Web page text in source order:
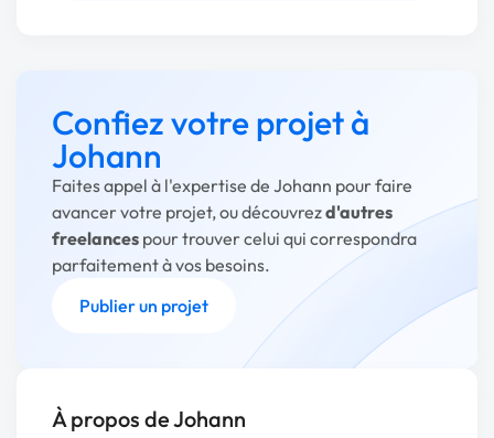
Confiez votre projet à
Johann
Faites appel à l'expertise de Johann pour faire
avancer votre projet, ou découvrezd'autres
freelances pour trouver celui qui correspondra
parfaitement à vos besoins.
Publier un projet
À propos de Johann